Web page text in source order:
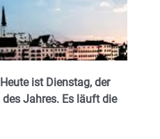
ist Dienstag, der
Jahres. Es läuft die